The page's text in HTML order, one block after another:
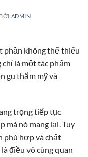
BỞI ADMIN
phần không thể thiếu
là một tác phẩm
gu thẩm mỹ và
trọng tiếp tục
mà nó mang lại. Tuy
phù hợp và chất
điều vô cùng quan